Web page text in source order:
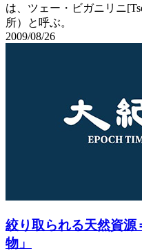
は、ツェー・ビガニリニ
所）と呼ぶ。
2009/08/26
絞り取られる天然資源
物」